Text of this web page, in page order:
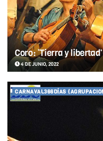
Coro: ‘Tierra y libertad’
4 DE JUNIO, 2022
CARNAVAL366DÍAS